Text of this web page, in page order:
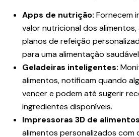
Apps de nutrição: Fornecem
valor nutricional dos alimentos,
planos de refeição
para uma alimentação
Geladeiras inteligentes:
alimentos, notificam quando
vencer e podem até sugerir
ingredientes disponíveis.
Impressoras 3D de
alimentos personalizados com